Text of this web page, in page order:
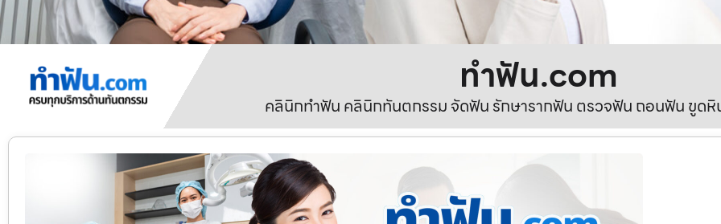
ทําฟัน.com
คลินิกทำฟัน คลินิกทันตกรรม จัดฟัน รักษารากฟัน ตรวจฟัน ถอนฟัน ขูด